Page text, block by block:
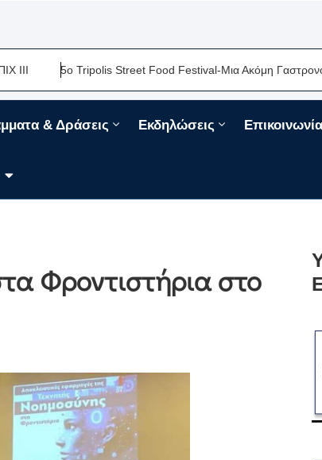
Tripolis Street Food Festival-Μια Ακόμη Γαστρονομική
& Δράσεις Εκδηλώσεις Επικοινωνία
Φροντιστήρια στο